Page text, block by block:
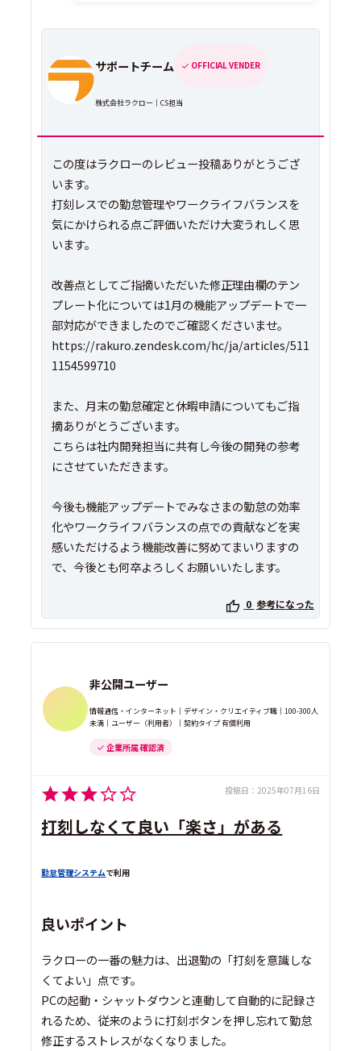
サポートチーム OFFICIAL VENDER
株式会社ラクロー｜CS担当
この度はラクローのレビュー投稿ありがとうござ
います。
打刻レスでの勤怠管理やワークライフバランスを
気にかけられる点ご評価いただけ大変うれしく思
います。
改善点としてご指摘いただいた修正理由欄のテン
プレート化については1月の機能アップデートで一
部対応ができましたのでご確認くださいませ。
https://rakuro.zendesk.com/hc/ja/articles/511
1154599710
また、月末の勤怠確定と休暇申請についてもご指
摘ありがとうございます。
こちらは社内開発担当に共有し今後の開発の参考
にさせていただきます。
今後も機能アップデートでみなさまの勤怠の効率
化やワークライフバランスの点での貢献などを実
感いただけるよう機能改善に努めてまいりますの
で、今後とも何卒よろしくお願いいたします。
0 参考になった
非公開ユーザー
情報通信・インターネット｜デザイン・クリエイティブ職｜100-300人
未満｜ユーザー（利用者）｜契約タイプ 有償利用
企業所属 確認済
投稿日： 2025年07月16日
打刻しなくて良い「楽さ」がある
勤怠管理システムで利用
良いポイント
ラクローの一番の魅力は、出退勤の「打刻を意識しな
くてよい」点です。
PCの起動・シャットダウンと連動して自動的に記録さ
れるため、従来のように打刻ボタンを押し忘れて勤怠
修正するストレスがなくなりました。